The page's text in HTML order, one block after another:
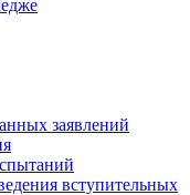
заявлений
вступительных